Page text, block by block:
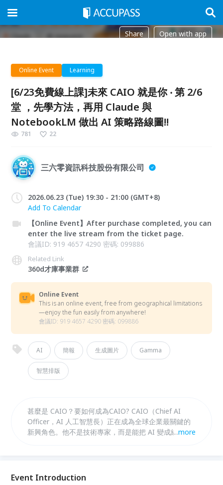
Share Open with app
Online Event Learning
[6/23免費線上課]未來 CAIO 就是你 ‧ 第 2/6
堂 ，先學方法，再用 Claude 與
NotebookLM 做出 AI 策略路線圖!!
781 22
三六零資訊科技股份有限公司
2026.06.23 (Tue) 19:30 - 21:00 (GMT+8)
Add To Calendar
【Online Event】After purchase completed, you can
enter the live stream from the ticket page.
會議ID: 919 4657 4290 密碼: 099886
Related Link
360d才庫事業群
Online Event
This is an online event, free from geographical limitations
—enjoy the fun easily from anywhere!
會議ID: 919 4657 4290 密碼: 099886
AI 簡報 生成圖片 Gamma
智慧排版
甚麼是 CAIO？要如何成為CAIO? CAIO（Chief AI
Officer，AI 人工智慧長）正在成為全球企業最關鍵的
新興角色。他不是技術專家，而是能把 AI 變成組織能
...more
Event Introduction